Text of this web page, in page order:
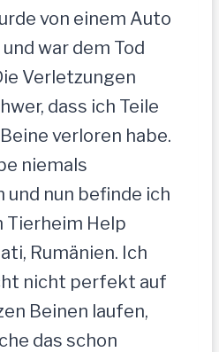
von einem Auto
war dem Tod
Verletzungen
dass ich Teile
verloren habe.
niemals
und nun befinde ich
Tierheim Help
Rumänien. Ich
nicht perfekt auf
Beinen laufen,
das schon